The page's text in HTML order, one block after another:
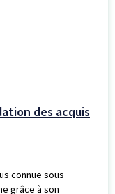
des acquis
connue sous
grâce à son